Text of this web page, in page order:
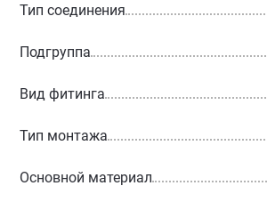
Тип соединения
Подгруппа
Вид фитинга
Тип монтажа
Основной материал